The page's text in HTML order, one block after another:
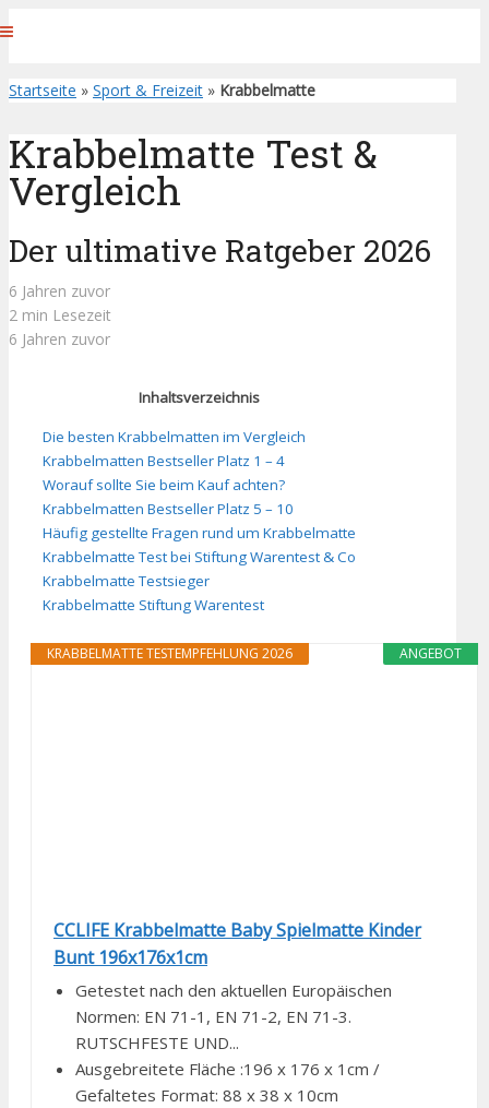
Startseite » Sport & Freizeit » Krabbelmatte
Krabbelmatte Test &
Vergleich
Der ultimative Ratgeber 2026
6 Jahren zuvor
2 min Lesezeit
6 Jahren zuvor
Inhaltsverzeichnis
Die besten Krabbelmatten im Vergleich
Krabbelmatten Bestseller Platz 1 – 4
Worauf sollte Sie beim Kauf achten?
Krabbelmatten Bestseller Platz 5 – 10
Häufig gestellte Fragen rund um Krabbelmatte
Krabbelmatte Test bei Stiftung Warentest & Co
Krabbelmatte Testsieger
Krabbelmatte Stiftung Warentest
ANGEBOT
KRABBELMATTE TESTEMPFEHLUNG 2026
CCLIFE Krabbelmatte Baby Spielmatte Kinder
Bunt 196x176x1cm
Getestet nach den aktuellen Europäischen
Normen: EN 71-1, EN 71-2, EN 71-3.
RUTSCHFESTE UND...
Ausgebreitete Fläche :196 x 176 x 1cm /
Gefaltetes Format: 88 x 38 x 10cm